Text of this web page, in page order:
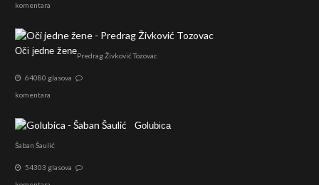
komentara
Oči jedne ženePredrag Živković Tozovac
64080 glasova
komentara
Golubica
Šaban Šaulić
54303 glasova